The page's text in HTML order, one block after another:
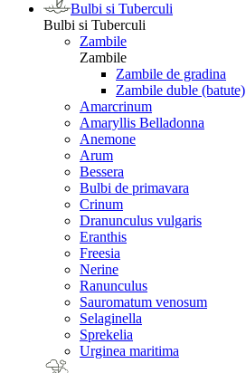
Bulbi si Tuberculi
Bulbi si Tuberculi
Zambile
Zambile
Zambile de gradina
Zambile duble (batute)
Amarcrinum
Amaryllis Belladonna
Anemone
Arum
Bessera
Bulbi de primavara
Crinum
Dranunculus vulgaris
Eranthis
Freesiа
Nerine
Ranunculus
Sauromatum venosum
Selaginella
Sprekelia
Urginea maritima